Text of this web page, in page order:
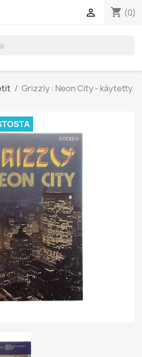
shopping_cart (0)

Grizzly : Neon City - käytetty